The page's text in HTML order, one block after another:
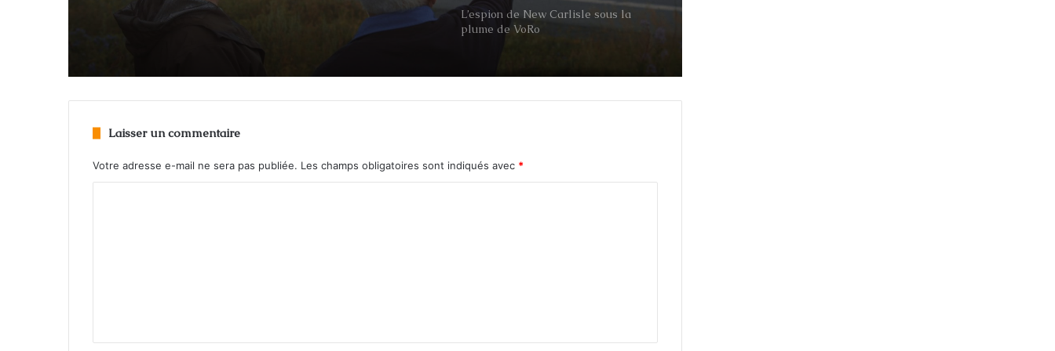
L’espion de New Carlisle sous
L’espion de New Carlisle sous la
plume de VoRo
Grande Guerre à travers nos yeux
Guerre mondiale
Laisser un commentaire
Votre adresse e-mail ne sera pas publiée. Les champs obligatoires sont indiqués avec *